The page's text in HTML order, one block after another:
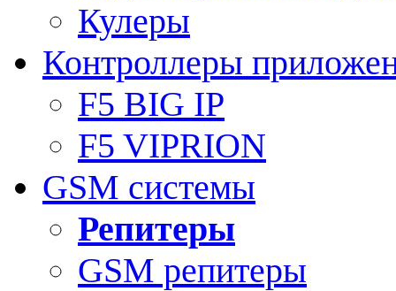
Кулеры
Контроллеры
F5 BIG IP
F5 VIPRION
GSM системы
Репитеры
GSM репитеры